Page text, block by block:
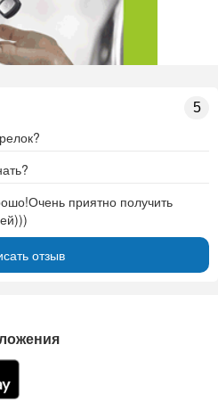
5
приятно получить
отзыв